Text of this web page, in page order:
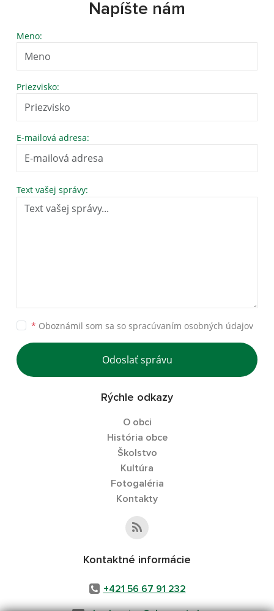
Napíšte nám
Meno:
Priezvisko:
E-mailová adresa:
Text vašej správy:
* Oboznámil som sa so spracúvaním osobných údajov
Odoslať správu
Rýchle odkazy
O obci
História obce
Školstvo
Kultúra
Fotogaléria
Kontakty
Kontaktné informácie
+421 56 67 91 232